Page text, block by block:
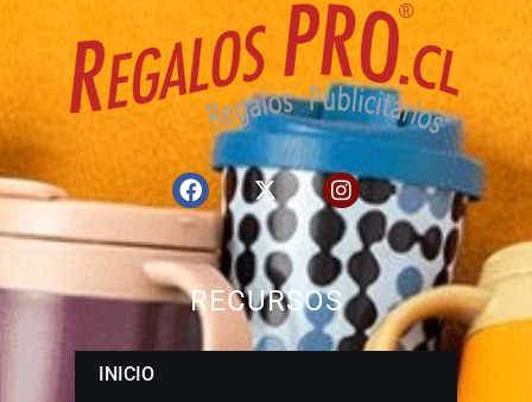
RECURSOS
INICIO